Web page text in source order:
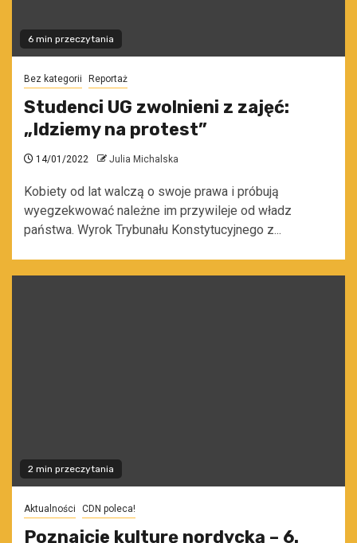
6 min przeczytania
Bez kategorii Reportaż
Studenci UG zwolnieni z zajęć:
„Idziemy na protest”
14/01/2022 Julia Michalska
Kobiety od lat walczą o swoje prawa i próbują
wyegzekwować należne im przywileje od władz
państwa. Wyrok Trybunału Konstytucyjnego z...
2 min przeczytania
Aktualności CDN poleca!
Poznajcie kulturę nordycką – 6.